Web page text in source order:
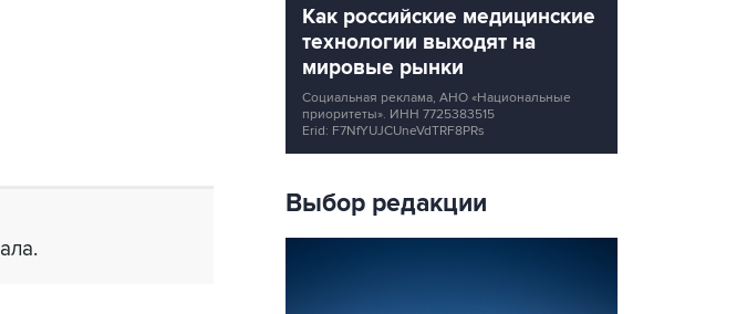
Как российские медицинские
технологии выходят на
мировые рынки
Социальная реклама, АНО «Национальные
приоритеты». ИНН 7725383515
Erid: F7NfYUJCUneVdTRF8PRs
Выбор редакции